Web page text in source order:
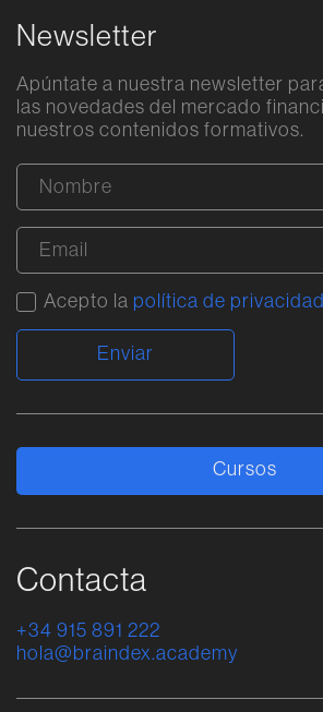
Newsletter
Apúntate a nuestra newsletter
las novedades del mercado
nuestros contenidos formativos.
Acepto la política de privacidad
Contacta
+34 915 891 222
hola@braindex.academy
Cursos